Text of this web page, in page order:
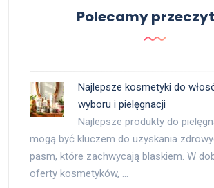
Polecamy
Najlepsze kosmetyki do
wyboru i pielęgnacji
Najlepsze produkty do
mogą być kluczem do uzyskania
pasm, które zachwycają blaskiem. W
oferty kosmetyków, …